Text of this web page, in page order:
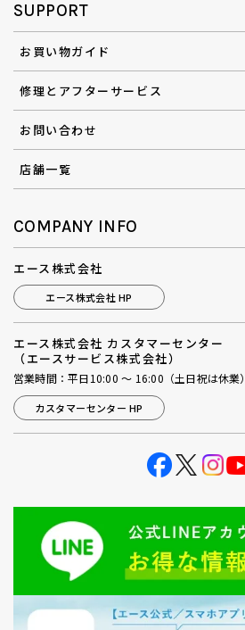
SUPPORT
お買い物ガイド
修理とアフターサービス
お問い合わせ
店舗一覧
COMPANY INFO
エース株式会社
エース株式会社 HP
エース株式会社 カスタマーセンター
（エースサービス株式会社）
営業時間：平日10:00 ～ 16:00（土日祝は休業）
カスタマーセンター HP